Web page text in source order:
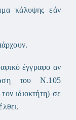
κάλυψης εάν
έγγραφο αν
του Ν.105
ιδιοκτήτη) σε